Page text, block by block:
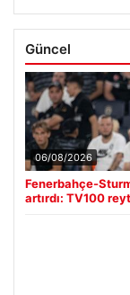
Güncel
06/08/2026
Fenerbahçe-
artırdı: TV100